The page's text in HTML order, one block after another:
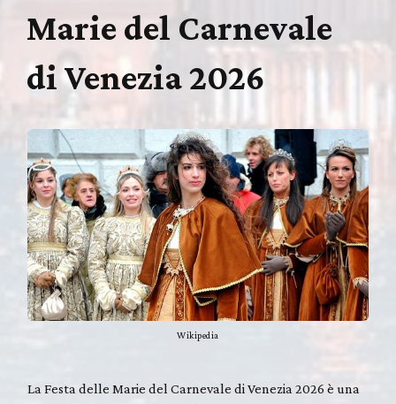
Marie del Carnevale
di Venezia 2026
Wikipedia
La Festa delle Marie del Carnevale di Venezia 2026 è una